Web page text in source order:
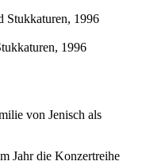
1996
von Jenisch als
Jahr die Konzertreihe